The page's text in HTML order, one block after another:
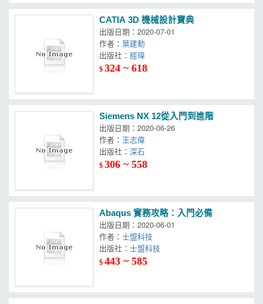
CATIA 3D 機械設計寶典
出版日期：2020-07-01
作者：葉建勳
出版社：
$324 ~ 618
Siemens NX 12從入門到進階
出版日期：2020-06-26
作者： 王志偉
出版社：
$306 ~ 558
Abaqus 實務攻略：入門必備
出版日期：2020-06-01
作者：士盟科技
出版社：
$443 ~ 585